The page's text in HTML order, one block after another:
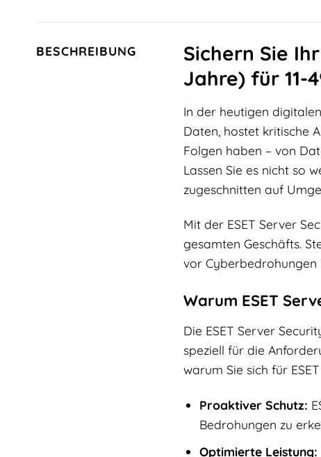
BESCHREIBUNG
Sichern Sie
Jahre) für 11-
In der heutigen
Daten, hostet kritische
Folgen haben – von
Lassen Sie es nicht so
zugeschnitten auf
Mit der ESET Server
gesamten Geschäfts.
vor Cyberbedrohungen
Warum ESET
Die ESET Server
speziell für die
warum Sie sich für
Proaktiver Schutz:
Bedrohungen zu
Optimierte Leistung: